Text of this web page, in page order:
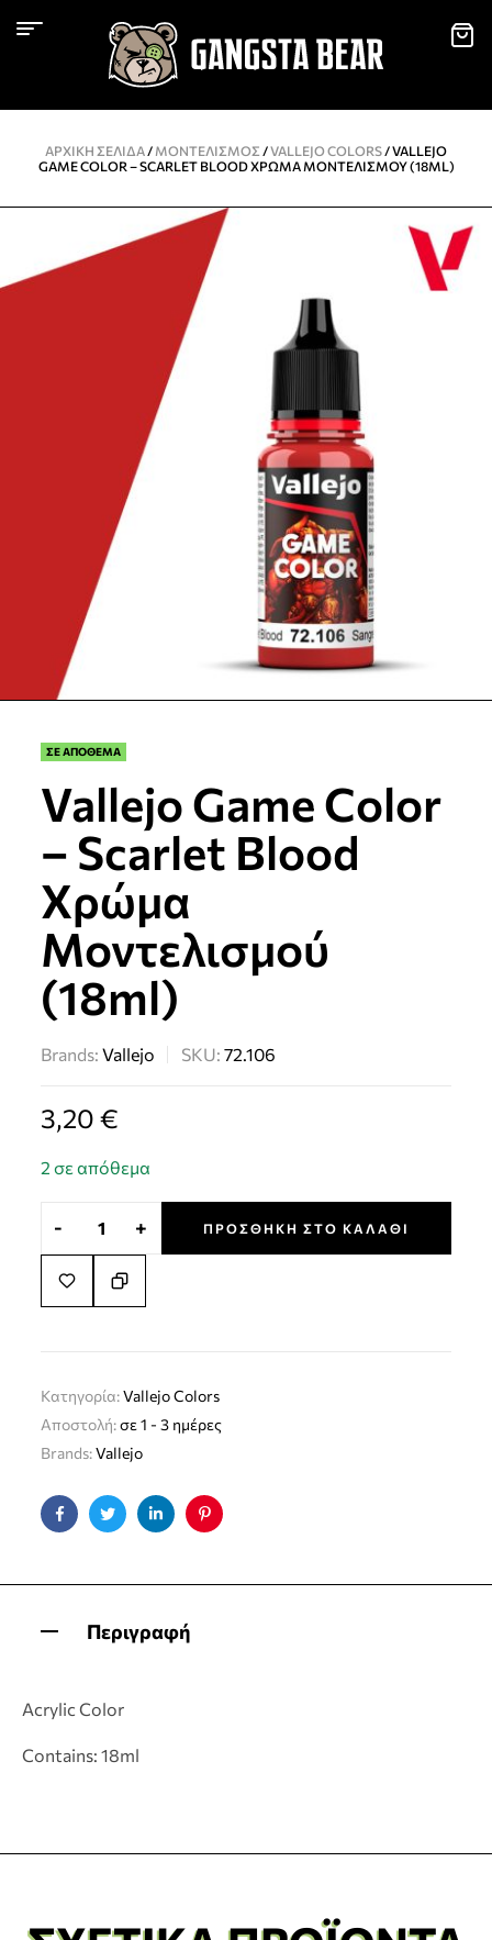
ΑΡΧΙΚΉ ΣΕΛΊΔΑ/ ΜΟΝΤΕΛΙΣΜΌΣ /VALLEJO COLORS/ VALLEJO
GAME COLOR – SCARLET BLOOD ΧΡΏΜΑ ΜΟΝΤΕΛΙΣΜΟΎ (18ML)
ΣΕ ΑΠΟΘΕΜΑ
Vallejo Game Color
– Scarlet Blood
Χρώμα
Μοντελισμού
(18ml)
Brands:Vallejo SKU:72.106
3,20€
2 σε απόθεμα
- + ΠΡΟΣΘΉΚΗ ΣΤΟ ΚΑΛΆΘΙ
Κατηγορία:Vallejo Colors
Αποστολή:σε 1 - 3 ημέρες
Brands:Vallejo
FacebookTwitterLinkedinPinterest
Περιγραφή
Acrylic Color
Contains: 18ml